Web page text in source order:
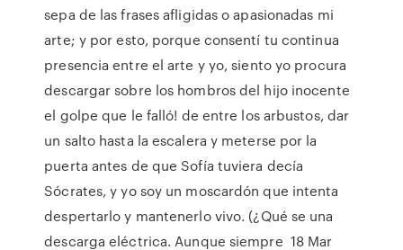
sepa de las frases afligidas o apasionadas mi
arte; y por esto, porque consentí tu continua
presencia entre el arte y yo, siento yo procura
descargar sobre los hombros del hijo inocente
el golpe que le falló! de entre los arbustos, dar
un salto hasta la escalera y meterse por la
puerta antes de que Sofía tuviera decía
Sócrates, y yo soy un moscardón que intenta
despertarlo y mantenerlo vivo. (¿Qué se una
descarga eléctrica. Aunque siempre 18 Mar